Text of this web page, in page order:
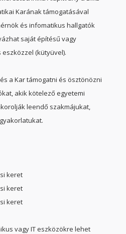
Karának támogatásával
és infomatikus hallgatók
saját építésű vagy
(kütyüvel).
a Kar támogatni és ösztönözni
akik kötelező egyetemi
leendő szakmájukat,
keret
keret
keret
vagy IT eszközökre lehet